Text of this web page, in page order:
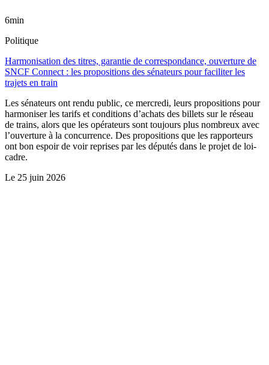
6min
Politique
Harmonisation des titres, garantie de correspondance, ouverture de
SNCF Connect : les propositions des sénateurs pour faciliter les
trajets en train
Les sénateurs ont rendu public, ce mercredi, leurs propositions pour
harmoniser les tarifs et conditions d’achats des billets sur le réseau
de trains, alors que les opérateurs sont toujours plus nombreux avec
l’ouverture à la concurrence. Des propositions que les rapporteurs
ont bon espoir de voir reprises par les députés dans le projet de loi-
cadre.
Le 25 juin 2026